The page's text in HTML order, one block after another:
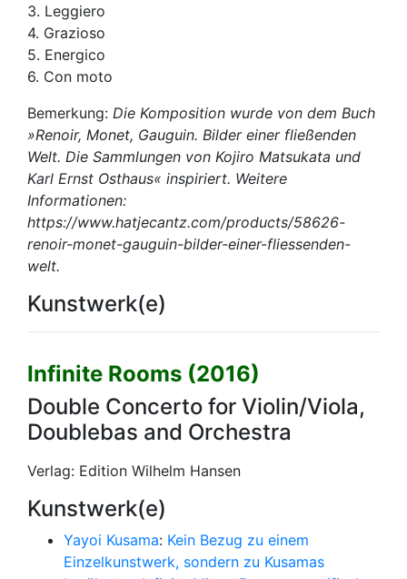
3. Leggiero
4. Grazioso
5. Energico
6. Con moto
Bemerkung: Die Komposition wurde von dem Buch
»Renoir, Monet, Gauguin. Bilder einer fließenden
Welt. Die Sammlungen von Kojiro Matsukata und
Karl Ernst Osthaus« inspiriert. Weitere
Informationen:
https://www.hatjecantz.com/products/58626-
renoir-monet-gauguin-bilder-einer-fliessenden-
welt.
Kunstwerk(e)
Infinite Rooms (2016)
Double Concerto for Violin/Viola,
Doublebas and Orchestra
Verlag: Edition Wilhelm Hansen
Kunstwerk(e)
Yayoi Kusama: Kein Bezug zu einem
Einzelkunstwerk, sondern zu Kusamas